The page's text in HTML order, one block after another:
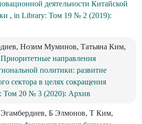
деятельности Китайской
, in Library: Том 19 № 2 (2019):
Нозим Муминов, Татьяна Ким,
Приоритетные направления
политики: развитие
сектора в целях сокращения
Том 20 № 3 (2020): Архив
Б Элмонов, Т Ким,